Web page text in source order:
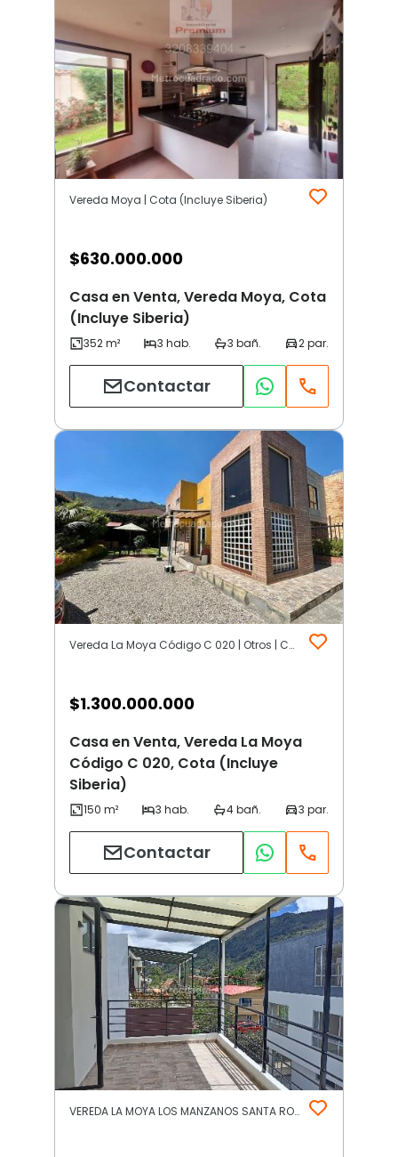
Vereda Moya | Cota (Incluye Siberia)
$630.000.000
Casa en Venta, Vereda Moya, Cota
(Incluye Siberia)
Contactar
Vereda La Moya Código C 020 | Otros | Cota (Incluye Siberia)
$1.300.000.000
Casa en Venta, Vereda La Moya
Código C 020, Cota (Incluye
Siberia)
Contactar
VEREDA LA MOYA LOS MANZANOS SANTA ROSALIA | Otros | Cota (Incluye Siberia)